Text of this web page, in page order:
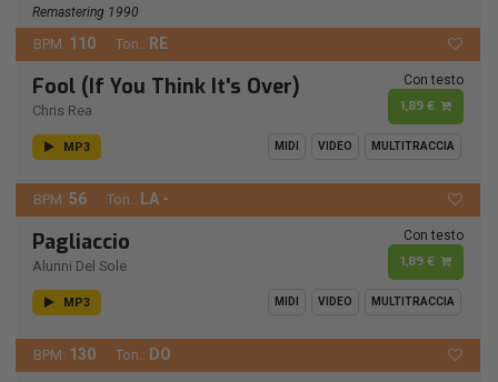
Remastering 1990
BPM: 110 Ton.: RE
Fool (If You Think It's Over)
Chris Rea
Con testo
1,89 €
MP3 MIDI VIDEO MULTITRACCIA
BPM: 56 Ton.: LA -
Pagliaccio
Alunni Del Sole
Con testo
1,89 €
MP3 MIDI VIDEO MULTITRACCIA
BPM: 130 Ton.: DO